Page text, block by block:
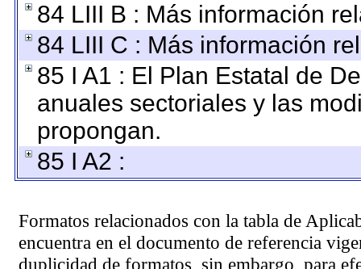
84 LIII B : Más información
84 LIII C : Más información
85 I A1 : El Plan Estatal de
anuales sectoriales y las
propongan.
85 I A2 :
Formatos relacionados con la tabla de
encuentra en el documento de referencia
duplicidad de formatos, sin embargo, para